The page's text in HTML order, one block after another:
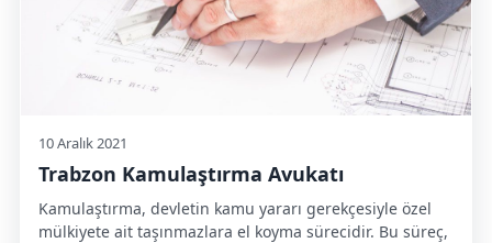
10 Aralık 2021
Trabzon Kamulaştırma Avukatı
Kamulaştırma, devletin kamu yararı gerekçesiyle özel
mülkiyete ait taşınmazlara el koyma sürecidir. Bu süreç,